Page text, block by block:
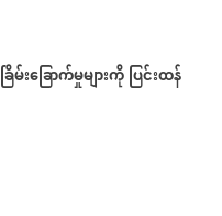
ခြိမ်းခြောက်မှုများကိုပြင်းထန်